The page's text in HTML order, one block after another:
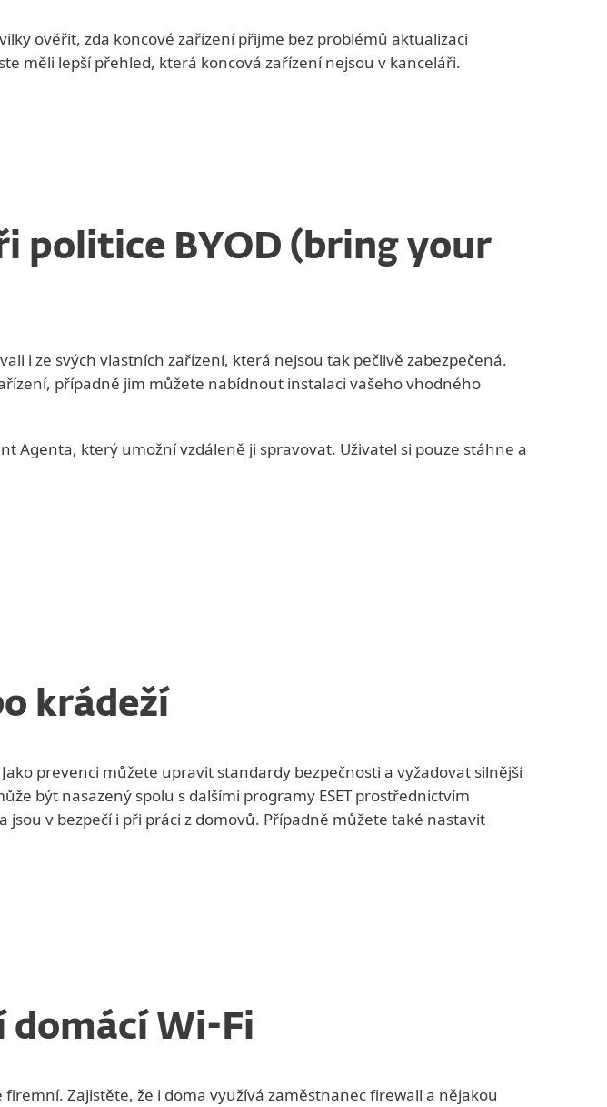
ověřit, zda koncové zařízení přijme bez problémů aktualizaci
měli lepší přehled, která koncová zařízení nejsou v kanceláři.
politice BYOD (bring your
i ze svých vlastních zařízení, která nejsou tak pečlivě zabezpečená.
případně jim můžete nabídnout instalaci vašeho vhodného
Agenta, který umožní vzdáleně ji spravovat. Uživatel si pouze stáhne a
krádeží
prevenci můžete upravit standardy bezpečnosti a vyžadovat silnější
být nasazený spolu s dalšími programy ESET prostřednictvím
jsou v bezpečí i při práci z domovů. Případně můžete také nastavit
domácí Wi-Fi
Zajistěte, že i doma využívá zaměstnanec firewall a nějakou